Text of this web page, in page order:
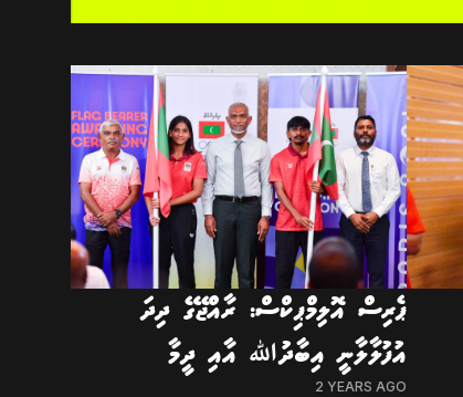
ޕެރިސް އޮލިމްޕިކްސް: ރާއްޖޭގެ ދިދަ
އުފުލާލާނީ އިބާދުﷲ އާއި ދީމާ
2 YEARS AGO